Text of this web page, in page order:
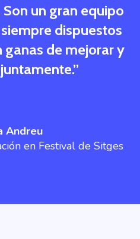
un gran equipo
dispuestos
ganas de mejorar y
”
Andreu
en Festival de Sitges